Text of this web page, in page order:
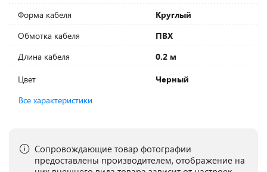
Форма кабеля
Круглый
Обмотка кабеля
ПВХ
Длина кабеля
0.2 м
Цвет
Черный
Все характеристики
Сопровождающие товар фотографии
предоставлены производителем, отображение на